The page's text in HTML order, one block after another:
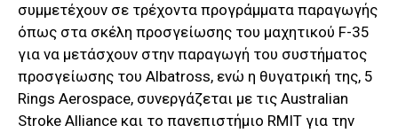
συμμετέχουν σε τρέχοντα προγράμματα παραγωγής
όπως στα σκέλη προσγείωσης του μαχητικού F-35
για να μετάσχουν στην παραγωγή του συστήματος
προσγείωσης του Albatross, ενώ η θυγατρική της, 5
Rings Aerospace, συνεργάζεται με τις Australian
Stroke Alliance και το πανεπιστήμιο RMIT για την